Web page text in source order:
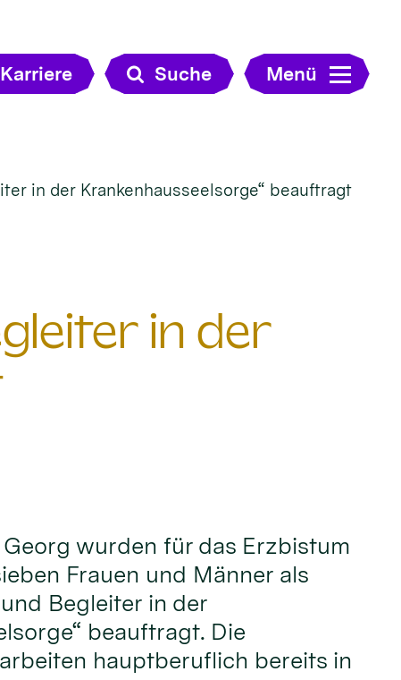
Karriere Suche Menü
in der Krankenhausseelsorge“ beauftragt
in der
Georg wurden für das Erzbistum
Frauen und Männer als
Begleiter in der
beauftragt. Die
hauptberuflich bereits in